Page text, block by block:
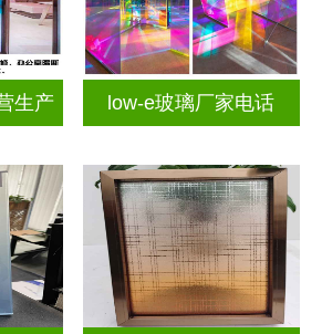
生产 low-e玻璃厂家电话